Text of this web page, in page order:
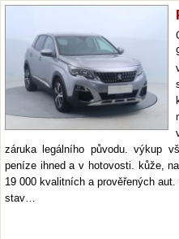
záruka legálního původu. výkup
peníze ihned a v hotovosti. kůže,
19 000 kvalitních a prověřených
stav…